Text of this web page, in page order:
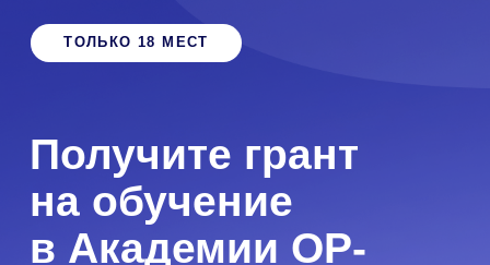
Получите грант
на обучение
Сделайте первый шаг к получению
профессии и диплома
искусствоведа. Пройдите отбор —
и мы оплатим до 245 450 ₽ за ваше
Только 18 мест